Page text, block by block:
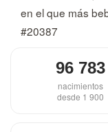
en el que más
#20387
96 783
nacimientos
desde 1 900